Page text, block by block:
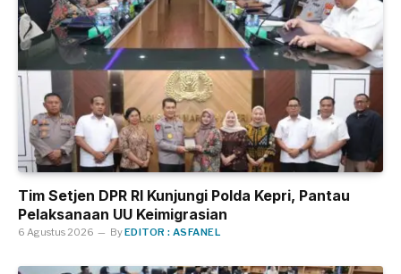
Tim Setjen DPR RI Kunjungi Polda Kepri, Pantau
Pelaksanaan UU Keimigrasian
6 Agustus 2026 ByEDITOR : ASFANEL